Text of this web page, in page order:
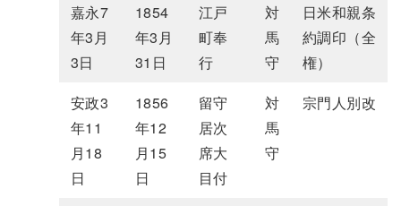
嘉永7
年3月
3日
1854
年3月
31日
江戸
町奉
行
対
馬
守
日米和親条
約調印（全
権）
安政3
年11
月18
日
1856
年12
月15
日
留守
居次
席大
目付
対
馬
守
宗門人別改